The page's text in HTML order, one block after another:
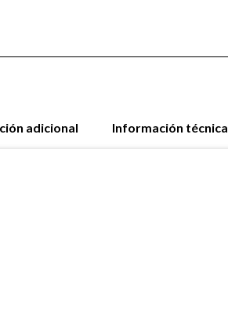
adicional Información técnica